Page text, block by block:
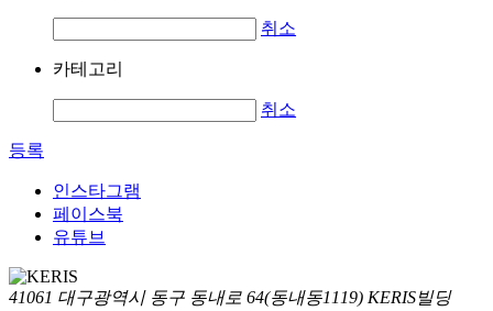
취소
카테고리
취소
등록
인스타그램
페이스북
유튜브
41061 대구광역시 동구 동내로 64(동내동1119) KERIS빌딩